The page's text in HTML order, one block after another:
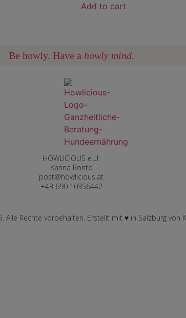
Add to cart
Be howly. Have a howly mind.
HOWLICIOUS e.U.
Karina Ronto
post@howlicious.at
+43 690 10356442
Alle Rechte vorbehalten. Erstellt mit ♥︎ in Salzburg von